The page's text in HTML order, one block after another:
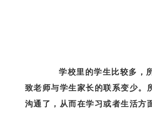
学校里的学生比较多，所
致老师与学生家长的联系变少。
沟通了，从而在学习或者生活方